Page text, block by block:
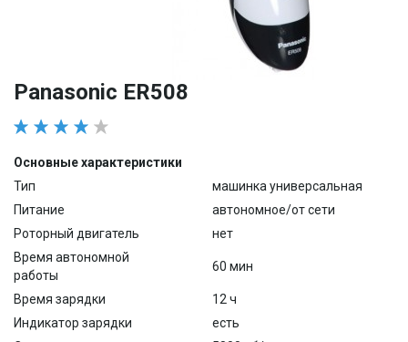
Panasonic ER508
Основные характеристики
Тип
машинка универсальная
Питание
автономное/от сети
Роторный двигатель
нет
Время автономной
работы
60 мин
Время зарядки
12 ч
Индикатор зарядки
есть